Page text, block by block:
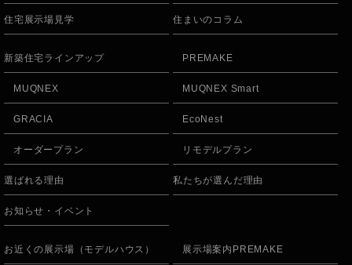
住宅展示場見学 住まいのコラム
新築住宅ラインアップ PREMAKE
MUQNEX MUQNEX Smart
GRACIA EcoNest
オーダープラン リモデルプラン
選ばれる理由 私たちが選んだ理由
お知らせ・イベント
お近くの展示場（モデルハウス） 展示場案内PREMAKE